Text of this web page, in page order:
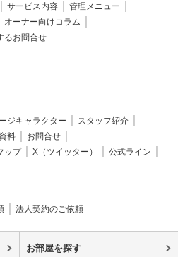
サービス内容
管理メニュー
オーナー向けコラム
るお問合せ
ジキャラクター
スタッフ紹介
料
お問合せ
ップ X（ツイッター）
公式ライン
法人契約のご依頼
お部屋を探す